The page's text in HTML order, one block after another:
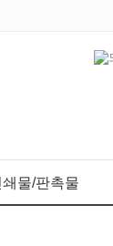
쇄물/판촉물